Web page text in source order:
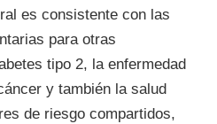
es consistente con las
para otras
tipo 2, la enfermedad
y también la salud
de riesgo compartidos,